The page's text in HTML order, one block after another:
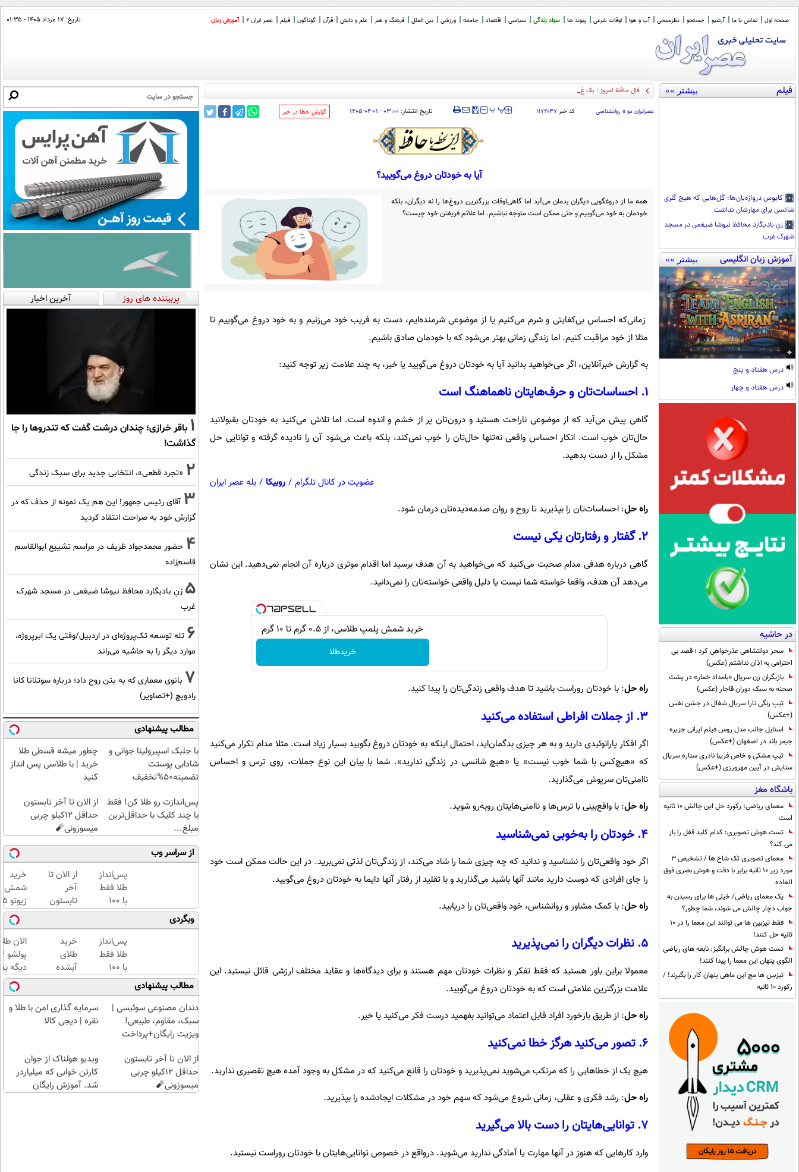
صفحه اول تماس با ما آرشیو جستجو نظرسنجی آب و هوا اوقات شرعی پیوند ها سواد زندگی سیاسی اقتصاد جامعه ورزشی بین الملل فرهنگ و هنر علم و دانش قرآن گوناگون فیلم عصر ایران 2 آموزش زبان تاریخ: ۱۷ مرداد ۱۴۰۵ - ۰۱:۳۵
فیلم بیشتر »»
کابوس دروازه‌بان‌ها؛ گل‌هایی که هیچ گلری
شانسی برای مهارشان نداشت
زنِ بادیگارد محافظ نیوشا ضیغمی در مسجد
شهرک غرب
آموزش زبان انگلیسی بیشتر »»
درس هفتاد و پنج
درس هفتاد و چهار
در حاشیه
سحر دولتشاهی عذرخواهی کرد ؛ قصد بی
احترامی به اذان نداشتم (عکس)
بازیگران زن سریال «بامداد خمار» در پشت
صحنه به سبک دوران قاجار (عکس)
تیپ رنگی تارا سریال شغال در جشن نفس
(+عکس)
استایل جالب مدل روس فیلم ایرانی جزیره
جیمز باند در اصفهان (+عکس)
تیپ مشکی و خاص فریبا نادری ستاره سریال
ستایش در آیین مهرورزی (+عکس)
باشگاه مغز
معمای ریاضی؛ رکورد حل این چالش 10 ثانیه
است
تست هوش تصویری: کدام کلید قفل را باز
می کند؟
معمای تصویری تک شاخ ها / تشخیص 3
مورد زیر 10 ثانیه برابر با دقت و هوش بصری فوق
العاده
یک معمای ریاضی/ خیلی ها برای رسیدن به
جواب دچار چالش می شوند، شما چطور؟
فقط تیزبین ها می توانند این معما را در 10
ثانیه حل کنند!
تست هوش چالش برانگیز: نابغه های ریاضی
الگوی پنهان این معما را پیدا کنند!
تیزبین ها مچ این ماهی پنهان کار را بگیرند! /
رکورد 10 ثانیه
فال حافظ امروز : یک غزل ناب و یک تفسیر گو
عصرايران دو » روانشناسی کد خبر ۱۱۷۲۰۳۷ ‍‍‍ پپ تاریخ انتشار: ۰۳:۰۰ - ۰۱-۰۴-۱۴۰۵ ‌گزارش خطا در خبر
آیا به خودتان دروغ می‌گویید؟
همه ما از دروغگویی دیگران بدمان می‌آید اما گاهی‌اوقات بزرگترین دروغ‌ها را نه دیگران، بلکه
خودمان به خود می‌گوییم و حتی ممکن است متوجه نباشیم. اما علائم فریفتن خود چیست؟
زمانی‌که احساس بی‌کفایتی و شرم می‌کنیم یا از موضوعی شرمنده‌ایم، دست به فریب خود می‌زنیم و به خود دروغ می‌گوییم تا
مثلا از خود مراقبت کنیم. اما زندگی زمانی بهتر می‌شود که با خودمان صادق باشیم.
به گزارش خبرآنلاین، اگر می‌خواهید بدانید آیا به خودتان دروغ می‌گویید یا خیر، به چند علامت زیر توجه کنید:
۱. احساسات‌تان و حرف‌هایتان ناهماهنگ است
گاهی پیش می‌آید که از موضوعی ناراحت هستید و درون‌تان پر از خشم و اندوه است. اما تلاش می‌کنید به خودتان بقبولانید
حال‌تان خوب است. انکار احساس واقعی نه‌تنها حال‌تان را خوب نمی‌کند، بلکه باعث می‌شود آن را نادیده گرفته و توانایی حل
مشکل را از دست بدهید.
عضویت در کانال تلگرام / روبیکا / بله عصر ایران
راه حل: احساسات‌تان را بپذیرید تا روح و روان صدمه‌دیده‌تان درمان شود.
۲. گفتار و رفتارتان یکی نیست
گاهی درباره هدفی مدام صحبت می‌کنید که می‌خواهید به آن هدف برسید اما اقدام موثری درباره آن انجام نمی‌دهید. این نشان
می‌دهد آن هدف، واقعا خواسته شما نیست یا دلیل واقعی خواسته‌تان را نمی‌دانید.
خرید شمش پلمپ طلاسی، از ۰.۵ گرم تا ۱۰ گرم
خریدطلا
راه حل: با خودتان روراست باشید تا هدف واقعی زندگی‌تان را پیدا کنید.
۳. از جملات افراطی استفاده می‌کنید
اگر افکار پارانوئیدی دارید و به هر چیزی بدگمان‌اید، احتمال اینکه به خودتان دروغ بگویید بسیار زیاد است. مثلا مدام تکرار می‌کنید
که «هیچ‌کس با شما خوب نیست» یا «هیچ شانسی در زندگی ندارید». شما با بیان این نوع جملات، روی ترس و احساس
ناامنی‌تان سرپوش می‌گذارید.
راه‌حل: با واقع‌بینی با ترس‌ها و ناامنی‌هایتان روبه‌رو شوید.
۴. خودتان را به‌خوبی نمی‌شناسید
اگر خود واقعی‌تان را نشناسید و ندانید که چه چیزی شما را شاد می‌کند، از زندگی‌تان لذتی نمی‌برید. در این حالت ممکن است خود
را جای افرادی که دوست دارید مانند آنها باشید می‌گذارید و با تقلید از رفتار آنها دایما به خودتان دروغ می‌گویید.
راه ‌حل: با کمک مشاور و روانشناس، خود واقعی‌تان را دریابید.
۵. نظرات دیگران را نمی‌پذیرید
معمولا براین باور هستید که فقط تفکر و نظرات خودتان مهم هستند و برای دیدگاه‌ها و عقاید مختلف ارزشی قائل نیستید. این
علامت بزرگترین علامتی است که به‌ خودتان دروغ می‌گویید.
راه ‌حل: از طریق بازخورد افراد قابل اعتماد می‌توانید بفهمید درست فکر می‌کنید یا خیر.
۶. تصور می‌کنید هرگز خطا نمی‌کنید
هیچ یک از خطاهایی را که مرتکب می‌شوید نمی‌پذیرید و خودتان را قانع می‌کنید که در مشکل به وجود آمده هیچ تقصیری ندارید.
راه ‌حل: رشد فکری و عقلی، زمانی شروع می‌شود که سهم خود در مشکلات ایجادشده را بپذیرید.
۷. توانایی‌هایتان را دست بالا می‌گیرید
وارد کارهایی که هنوز در آنها مهارت یا آمادگی ندارید می‌شوید. درواقع در خصوص توانایی‌هایتان با خودتان روراست نیستید.
پربیننده های روز آخرین اخبار
1 باقر خرازی؛ چندان درشت گفت که تندروها را جا
گذاشت!
2 «تجرد قطعی»، انتخابی جدید برای سبک زندگی
3 آقای رئیس جمهور! این هم یک نمونه از حذف که در
گزارش خود به صراحت انتقاد کردید
4 حضور محمدجواد ظریف در مراسم تشییع ابوالقاسم
قاسم‌زاده
5 زنِ بادیگارد محافظ نیوشا ضیغمی در مسجد شهرک
غرب
6 تله توسعه تک‌پروژه‌ای در اردبیل/وقتی یک ابرپروژه،
موارد دیگر را به حاشیه می‌راند
7 بانوی معماری که به بتن روح داد؛ درباره سوتلانا کانا
رادویچ (+تصاویر)
مطالب پیشنهادی
با جلبک اسپیرولینا جوانی و
شادابی پوستت
تضمینه50%تخفیف
چطور میشه قسطی طلا
خرید | با طلاسی پس انداز
کنید
پس‌اندازت رو طلا کن! فقط
با چند کلیک با حداقل‌ترین
مبلغ...
از الان تا آخر تابستون
حداقل 12کیلو چربی
میسوزونی🧨
از سراسر وب
پس‌انداز
طلا فقط
با ۱۰۰
هزارتومان
(امن و
راحت)
از الان تا
آخر
تابستون
حداقل
12کیلو
چربی
میسوزونی
🧨
خرید
شمش
گرمی
عیار
| ضد
جعل و
پلمپ
وبگردی
پس‌انداز
طلا فقط
با ۱۰۰
هزارتومان
(امن و
راحت)
خرید
طلای
آبشده
حتی با
۱۰۰هزارتومان
الان
دیگه
طلا با
بی‌بهره
مطالب پیشنهادی
دندان مصنوعی سوئیسی |
سبک، مقاوم، طبیعی!
ویزیت رایگان+پرداخت
سرمایه گذاری امن با طلا و
نقره | دیجی کالا
از الان تا آخر تابستون
حداقل 12کیلو چربی
میسوزونی🧨
ویدیو هولناک از جوان
کارتن خوابی که میلیاردر
شد. آموزش رایگان